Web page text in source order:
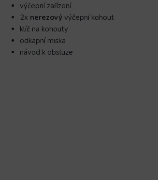
výčepní zařízení
2x nerezový výčepní kohout
klíč na kohouty
odkapní miska
návod k obsluze